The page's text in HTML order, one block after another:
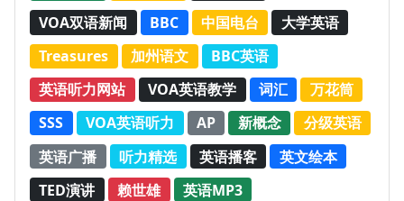
VOA双语新闻
BBC 中国电台
大学英语
Treasures
加州语文
BBC英语
英语听力网站
VOA英语教学 词汇
万花筒
SSS
VOA英语听力 AP 新概念
分级英语
英语广播
听力精选 英语播客
英文绘本
TED演讲
赖世雄
英语MP3